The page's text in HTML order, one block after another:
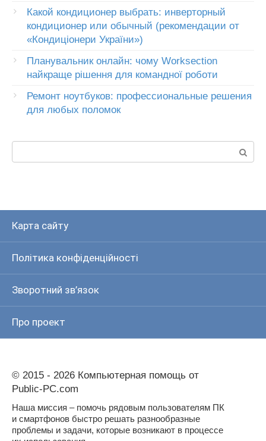
Какой кондиционер выбрать: инверторный
кондиционер или обычный (рекомендации от
«Кондиціонери України»)
Планувальник онлайн: чому Worksection
найкраще рішення для командної роботи
Ремонт ноутбуков: профессиональные решения
для любых поломок
Карта сайту
Політика конфіденційності
Зворотний зв’язок
Про проект
© 2015 - 2026 Компьютерная помощь от
Public-PC.com
Наша миссия – помочь рядовым пользователям ПК
и смартфонов быстро решать разнообразные
проблемы и задачи, которые возникают в процессе